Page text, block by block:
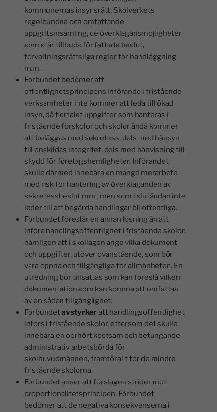
kommunernas insynsrätt, Skolverkets
regelbundna och omfattande
uppgiftsinsamling, de överklagansmöjligheter
som står tillbuds för fattade beslut,
förvaltningsrättsliga regler för handläggning
m.m.
Förbundet bedömer att
offentlighetsprincipens införande i fristående
verksamheter inte kommer att leda till ökad
insyn, då flertalet uppgifter som hanteras i
fristående förskolor och skolor ändå kommer
att beläggas med sekretess; dels med hänsyn
till enskildas integritet, dels med hänvisning till
skydd för företagshemligheter. Införandet
skulle därmed innebära en mängd merarbete
med risk för hantering av överklaganden av
sekretessbeslut mm., men som i slutändan inte
leder till att begärda handlingar bli offentliga.
Förbundet föreslår en annan lösning än att
införa handlingsoffentlighet i fristående skolor,
nämligen att i skollagen ange vilka dokument
och uppgifter, utöver ovanstående, som bör
vara öppna och tillgängliga för allmänheten. En
utredning bör tillsättas som kan föreslå vilken
dokumentation som kan komma att omfattas
av en sådan tillgänglighet.
Förbundetavstyrkeratt handlingsoffentlighet
införs i fristående skolor, eftersom det skulle
innebära en oerhört kostsam och betungande
administrativ arbetsbörda för
skolhuvudmännen, framförallt för de mindre
fristående skolorna.
Förbundet anser att förslagen strider mot
proportionalitetsprincipen. Förbundet
bedömer att de negativa konsekvenserna i